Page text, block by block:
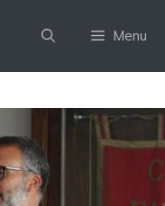
Menu